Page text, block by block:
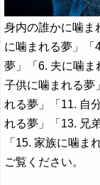
身内の誰かに噛ま
に噛まれる夢」「
夢」「6. 夫に噛ま
子供に噛まれる夢
れる夢」「11. 自
れる夢」「13. 兄
「15. 家族に噛ま
ご覧ください。